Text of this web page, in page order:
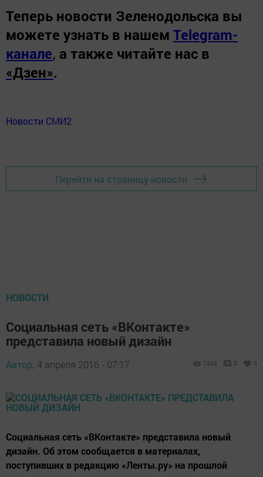
Теперь новости Зеленодольска вы
можете узнать в нашем Telegram-
канале, а также читайте нас в
«Дзен».
Новости СМИ2
Перейти на страницу новости
НОВОСТИ
Социальная сеть «ВКонтакте»
представила новый дизайн
Автор, 4 апреля 2016 - 07:17 1243 0 0
Социальная сеть «ВКонтакте» представила новый
дизайн. Об этом сообщается в материалах,
поступивших в редакцию «Ленты.ру» на прошлой